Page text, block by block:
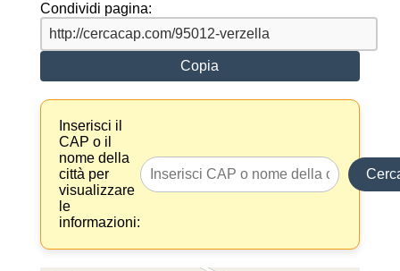
Condividi pagina:
Copia
Inserisci il
CAP o il
nome della
città per
visualizzare
le
informazioni: